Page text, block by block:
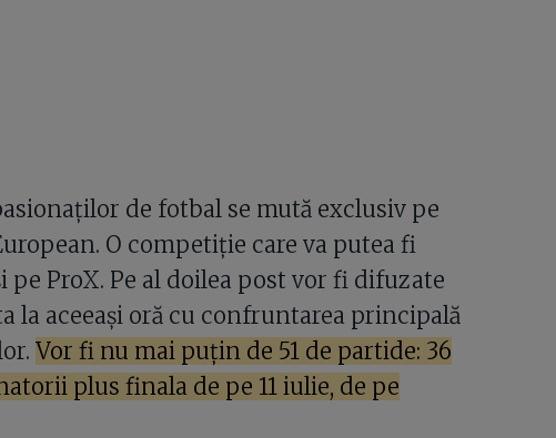
de fotbal se mută exclusiv pe
O competiție care va putea fi
ProX. Pe al doilea post vor fi difuzate
la aceeași oră cu confruntarea principală
Vor fi nu mai puțin de 51 de partide: 36
plus finala de pe 11 iulie, de pe